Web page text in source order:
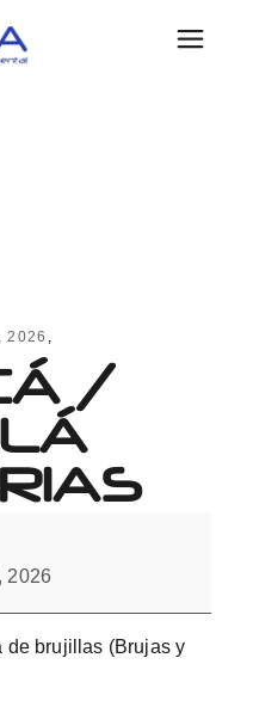
2026
/
2026
de brujillas (Brujas y